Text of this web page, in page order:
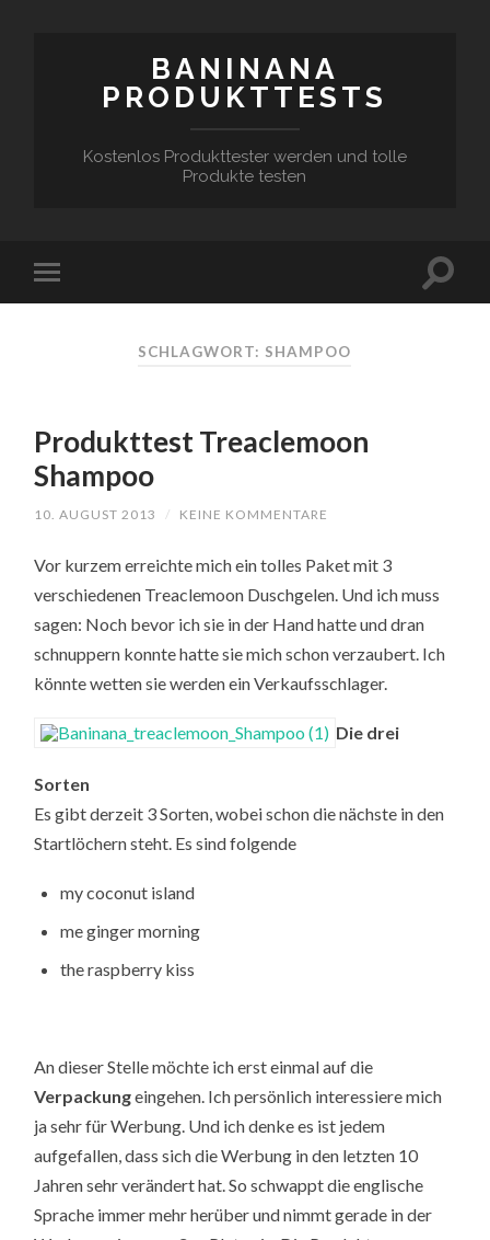
BANINANA
PRODUKTTESTS
Kostenlos Produkttester werden und tolle
Produkte testen
SCHLAGWORT: SHAMPOO
Produkttest Treaclemoon
Shampoo
10. AUGUST 2013 / KEINE KOMMENTARE
Vor kurzem erreichte mich ein tolles Paket mit 3
verschiedenen Treaclemoon Duschgelen. Und ich muss
sagen: Noch bevor ich sie in der Hand hatte und dran
schnuppern konnte hatte sie mich schon verzaubert. Ich
könnte wetten sie werden ein Verkaufsschlager.
Die drei
Sorten
Es gibt derzeit 3 Sorten, wobei schon die nächste in den
Startlöchern steht. Es sind folgende
my coconut island
me ginger morning
the raspberry kiss
An dieser Stelle möchte ich erst einmal auf die
Verpackungeingehen. Ich persönlich interessiere mich
ja sehr für Werbung. Und ich denke es ist jedem
aufgefallen, dass sich die Werbung in den letzten 10
Jahren sehr verändert hat. So schwappt die englische
Sprache immer mehr herüber und nimmt gerade in der